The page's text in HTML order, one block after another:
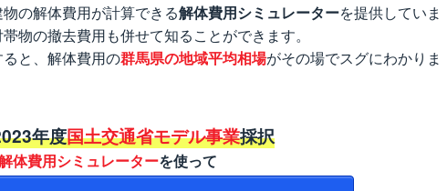
の解体費用が計算できる解体費用シミュレーターを提供していま
物の撤去費用も併せて知ることができます。
と、解体費用の群馬県の地域平均相場がその場でスグにわかりま
年度国土交通省モデル事業採択
体費用シミュレーターを使って